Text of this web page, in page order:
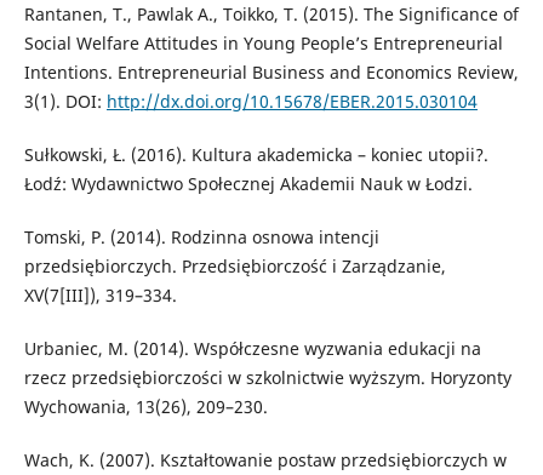
Rantanen, T., Pawlak A., Toikko, T. (2015). The Significance of
Social Welfare Attitudes in Young People’s Entrepreneurial
Intentions. Entrepreneurial Business and Economics Review,
3(1). DOI: http://dx.doi.org/10.15678/EBER.2015.030104
Sułkowski, Ł. (2016). Kultura akademicka – koniec utopii?.
Łodź: Wydawnictwo Społecznej Akademii Nauk w Łodzi.
Tomski, P. (2014). Rodzinna osnowa intencji
przedsiębiorczych. Przedsiębiorczość i Zarządzanie,
XV(7[III]), 319–334.
Urbaniec, M. (2014). Współczesne wyzwania edukacji na
rzecz przedsiębiorczości w szkolnictwie wyższym. Horyzonty
Wychowania, 13(26), 209–230.
Wach, K. (2007). Kształtowanie postaw przedsiębiorczych w